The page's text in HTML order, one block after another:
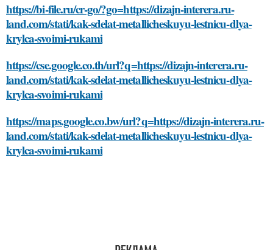
https://bi-file.ru/cr-go/?go=https://dizajn-interera.ru-
land.com/stati/kak-sdelat-metallicheskuyu-lestnicu-dlya-
krylca-svoimi-rukami
https://cse.google.co.th/url?q=https://dizajn-interera.ru-
land.com/stati/kak-sdelat-metallicheskuyu-lestnicu-dlya-
krylca-svoimi-rukami
https://maps.google.co.bw/url?q=https://dizajn-interera.ru-
land.com/stati/kak-sdelat-metallicheskuyu-lestnicu-dlya-
krylca-svoimi-rukami